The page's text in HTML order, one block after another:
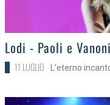
>Lodi - Paoli e
11 LUGLIO L'eterno